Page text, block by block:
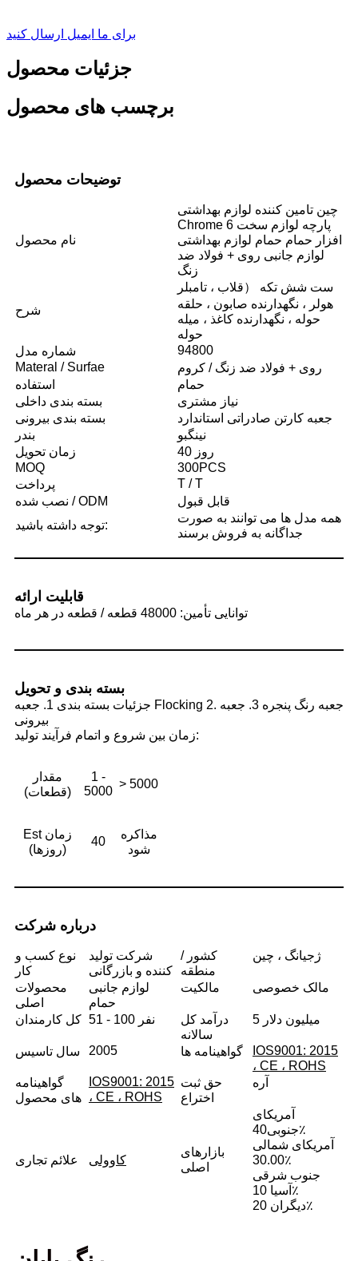
برای ما ایمیل ارسال کنید
جزئیات محصول
برچسب های محصول
توضیحات محصول
نام محصول
چین تامین کننده لوازم بهداشتی
Chrome 6 پارچه لوازم سخت
افزار حمام حمام لوازم بهداشتی
لوازم جانبی روی + فولاد ضد
زنگ
شرح
ست شش تکه （قلاب ، تامبلر
هولر ، نگهدارنده صابون ، حلقه
حوله ، نگهدارنده کاغذ ، میله
حوله
شماره مدل
94800
Materal / Surfae
روی + فولاد ضد زنگ / کروم
استفاده
حمام
بسته بندی داخلی
نیاز مشتری
بسته بندی بیرونی
جعبه کارتن صادراتی استاندارد
بندر
نینگبو
زمان تحویل
40 روز
MOQ
300PCS
پرداخت
T / T
نصب شده / ODM
قابل قبول
توجه داشته باشید:
همه مدل ها می توانند به صورت
جداگانه به فروش برسند
قابلیت ارائه
توانایی تأمین: 48000 قطعه / قطعه در هر ماه
جزئیات بسته بندی 1. جعبه Flocking 2. جعبه رنگ پنجره 3. جعبه
بیرونی
زمان بین شروع و اتمام فرآیند تولید:
مقدار
(قطعات)
1 -
5000
> 5000
Est زمان
(روزها)
40
مذاکره
شود
درباره شرکت
نوع کسب و
کار
شرکت تولید
کننده و بازرگانی
کشور /
منطقه
ژجیانگ ، چین
محصولات
اصلی
لوازم جانبی
حمام
مالکیت مالک خصوصی
کل کارمندان 51 - 100 نفر
درآمد کل
سالانه
5 میلیون دلار
سال تاسیس 2005 گواهینامه ها
IOS9001: 2015
، CE ، ROHS
گواهینامه
های محصول
IOS9001: 2015
، CE ، ROHS
حق ثبت
اختراع
آره
علائم تجاری کاوولی
بازارهای
اصلی
آمریکای
جنوبی40٪
آمریکای شمالی
30.00٪
جنوب شرقی
آسیا 10٪
دیگران 20٪